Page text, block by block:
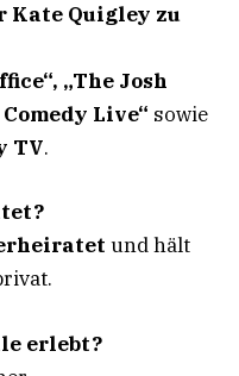
Kate Quigley zu
„The Josh
Live“ sowie
TV.
und hält
erlebt?